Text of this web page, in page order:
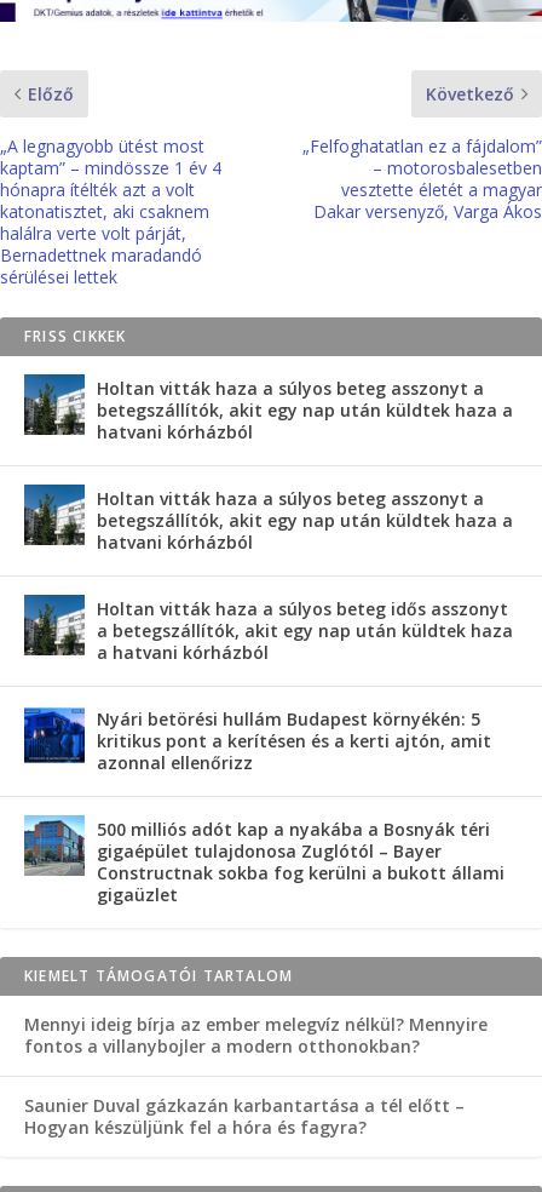
Előző
„A legnagyobb ütést most
kaptam” – mindössze 1 év 4
hónapra ítélték azt a volt
katonatisztet, aki csaknem
halálra verte volt párját,
Bernadettnek maradandó
sérülései lettek
Következő
„Felfoghatatlan ez a fájdalom”
– motorosbalesetben
vesztette életét a magyar
Dakar versenyző, Varga Ákos
FRISS CIKKEK
Holtan vitták haza a súlyos beteg asszonyt a
betegszállítók, akit egy nap után küldtek haza a
hatvani kórházból
Holtan vitták haza a súlyos beteg asszonyt a
betegszállítók, akit egy nap után küldtek haza a
hatvani kórházból
Holtan vitták haza a súlyos beteg idős asszonyt
a betegszállítók, akit egy nap után küldtek haza
a hatvani kórházból
Nyári betörési hullám Budapest környékén: 5
kritikus pont a kerítésen és a kerti ajtón, amit
azonnal ellenőrizz
500 milliós adót kap a nyakába a Bosnyák téri
gigaépület tulajdonosa Zuglótól – Bayer
Constructnak sokba fog kerülni a bukott állami
gigaüzlet
KIEMELT TÁMOGATÓI TARTALOM
Mennyi ideig bírja az ember melegvíz nélkül? Mennyire
fontos a villanybojler a modern otthonokban?
Saunier Duval gázkazán karbantartása a tél előtt –
Hogyan készüljünk fel a hóra és fagyra?